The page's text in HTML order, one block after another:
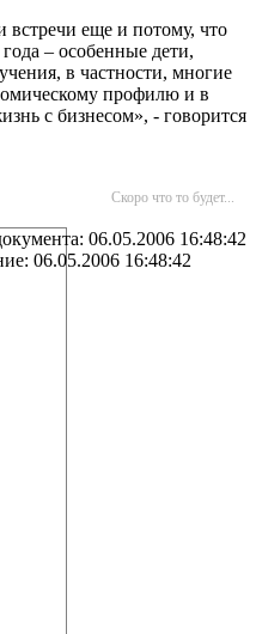
встречи еще и потому, что
– особенные дети,
в частности, многие
профилю и в
с бизнесом», - говорится
Скоро что то будет...
06.05.2006 16:48:42
06.05.2006 16:48:42